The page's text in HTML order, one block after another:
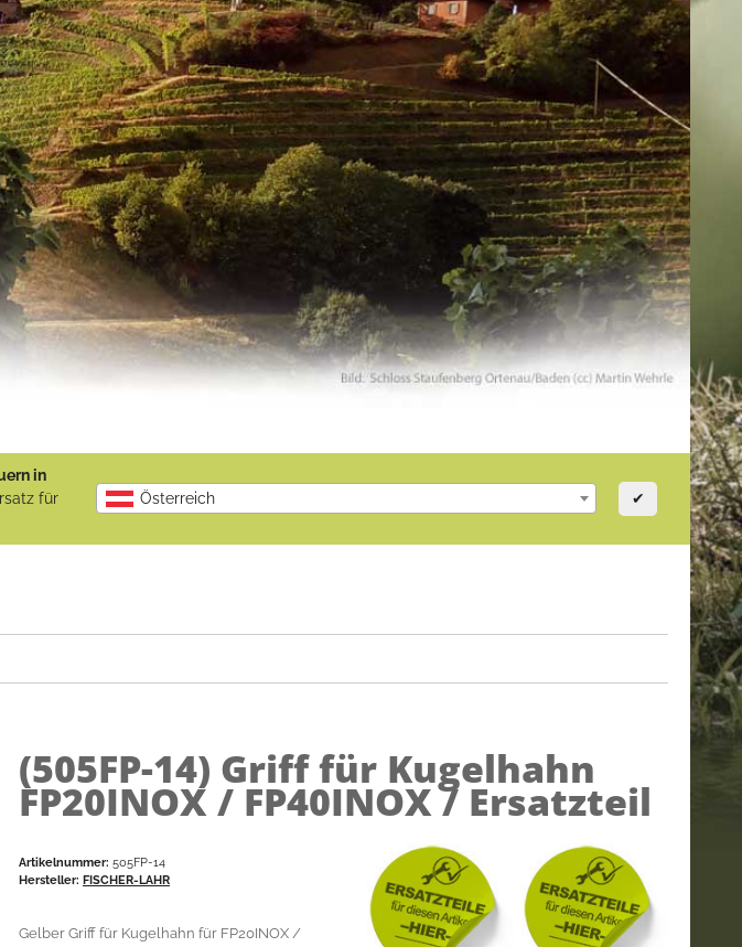
in
für
Österreich ✔
(505FP-14) Griff für Kugelhahn
FP20INOX / FP40INOX / Ersatzteil
Artikelnummer: 505FP-14
Hersteller: FISCHER-LAHR
Gelber Griff für Kugelhahn für FP20INOX /